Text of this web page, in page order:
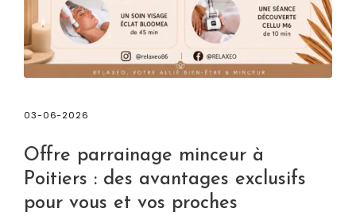
03-06-2026
Offre parrainage minceur à
Poitiers : des avantages exclusifs
pour vous et vos proches